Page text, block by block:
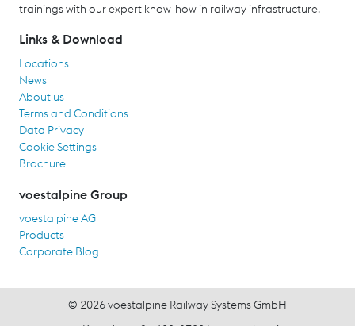
trainings with our expert know-how in railway infrastructure.
Links & Download
Locations
News
About us
Terms and Conditions
Data Privacy
Cookie Settings
Brochure
voestalpine Group
voestalpine AG
Products
Corporate Blog
© 2026 voestalpine Railway Systems GmbH